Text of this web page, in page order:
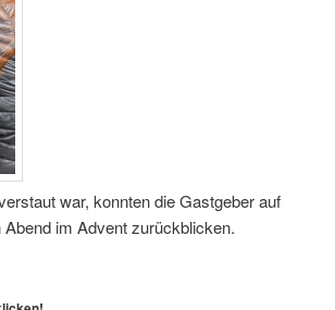
war, konnten die Gastgeber auf
im Advent zurückblicken.